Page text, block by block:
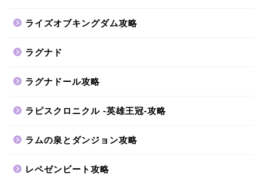
ライズオブキングダム攻略
ラグナド
ラグナドール攻略
ラピスクロニクル -英雄王冠-攻略
ラムの泉とダンジョン攻略
レペゼンビート攻略